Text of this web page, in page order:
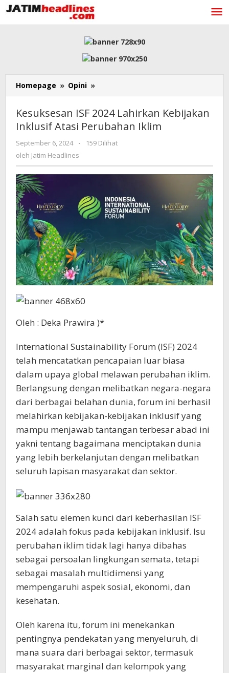
Lewati
ke
konten
Homepage » Opini »
ISF
Lahirkan
Kebijakan
Inklusif
Kesuksesan ISF 2024 Lahirkan Kebijakan
Inklusif Atasi Perubahan Iklim
September 6, 2024
oleh
-
159 Dilihat
oleh Jatim Headlines
Oleh : Deka Prawira )*
International Sustainability Forum (ISF) 2024
telah mencatatkan pencapaian luar biasa
dalam upaya global melawan perubahan iklim.
Berlangsung dengan melibatkan negara-negara
dari berbagai belahan dunia, forum ini berhasil
melahirkan kebijakan-kebijakan inklusif yang
mampu menjawab tantangan terbesar abad ini
yakni tentang bagaimana menciptakan dunia
yang lebih berkelanjutan dengan melibatkan
seluruh lapisan masyarakat dan sektor.
Salah satu elemen kunci dari keberhasilan ISF
2024 adalah fokus pada kebijakan inklusif. Isu
perubahan iklim tidak lagi hanya dibahas
sebagai persoalan lingkungan semata, tetapi
sebagai masalah multidimensi yang
mempengaruhi aspek sosial, ekonomi, dan
kesehatan.
Oleh karena itu, forum ini menekankan
pentingnya pendekatan yang menyeluruh, di
mana suara dari berbagai sektor, termasuk
masyarakat marginal dan kelompok yang